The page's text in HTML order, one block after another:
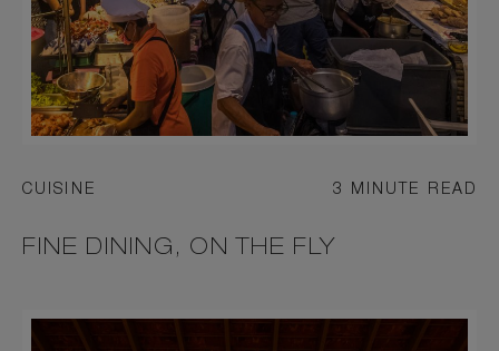
CUISINE 3 MINUTE READ
FINE DINING, ON THE FLY